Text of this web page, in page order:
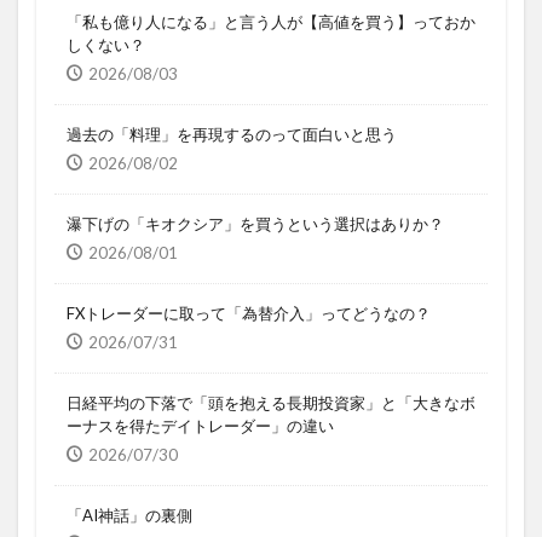
「私も億り人になる」と言う人が【高値を買う】っておか
しくない？
2026/08/03
過去の「料理」を再現するのって面白いと思う
2026/08/02
瀑下げの「キオクシア」を買うという選択はありか？
2026/08/01
FXトレーダーに取って「為替介入」ってどうなの？
2026/07/31
日経平均の下落で「頭を抱える長期投資家」と「大きなボ
ーナスを得たデイトレーダー」の違い
2026/07/30
「AI神話」の裏側